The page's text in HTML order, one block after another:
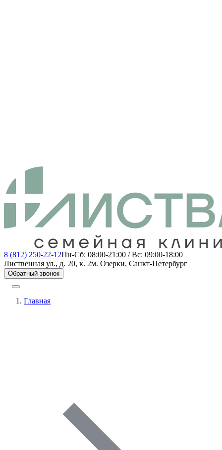
8 (812) 250-22-12Пн-Сб: 08:00-21:00 / Вс: 09:00-18:00
Лиственная ул., д. 20, к. 2м. Озерки, Санкт-Петербург
Обратный звонок
Главная